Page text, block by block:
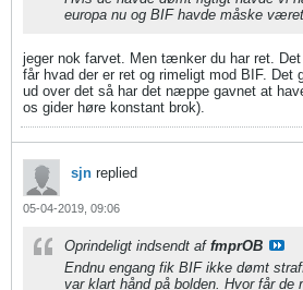
europa nu og BIF havde måske
jeger nok farvet. Men tænker du har ret.
får hvad der er ret og rimeligt mod BIF. Det
ud over det så har det næppe gavnet at
os gider høre konstant brok).
sjn replied
05-04-2019, 09:06
Oprindeligt indsendt af fmprOB
Endnu engang fik BIF ikke dømt
var klart hånd på bolden. Hvor får de